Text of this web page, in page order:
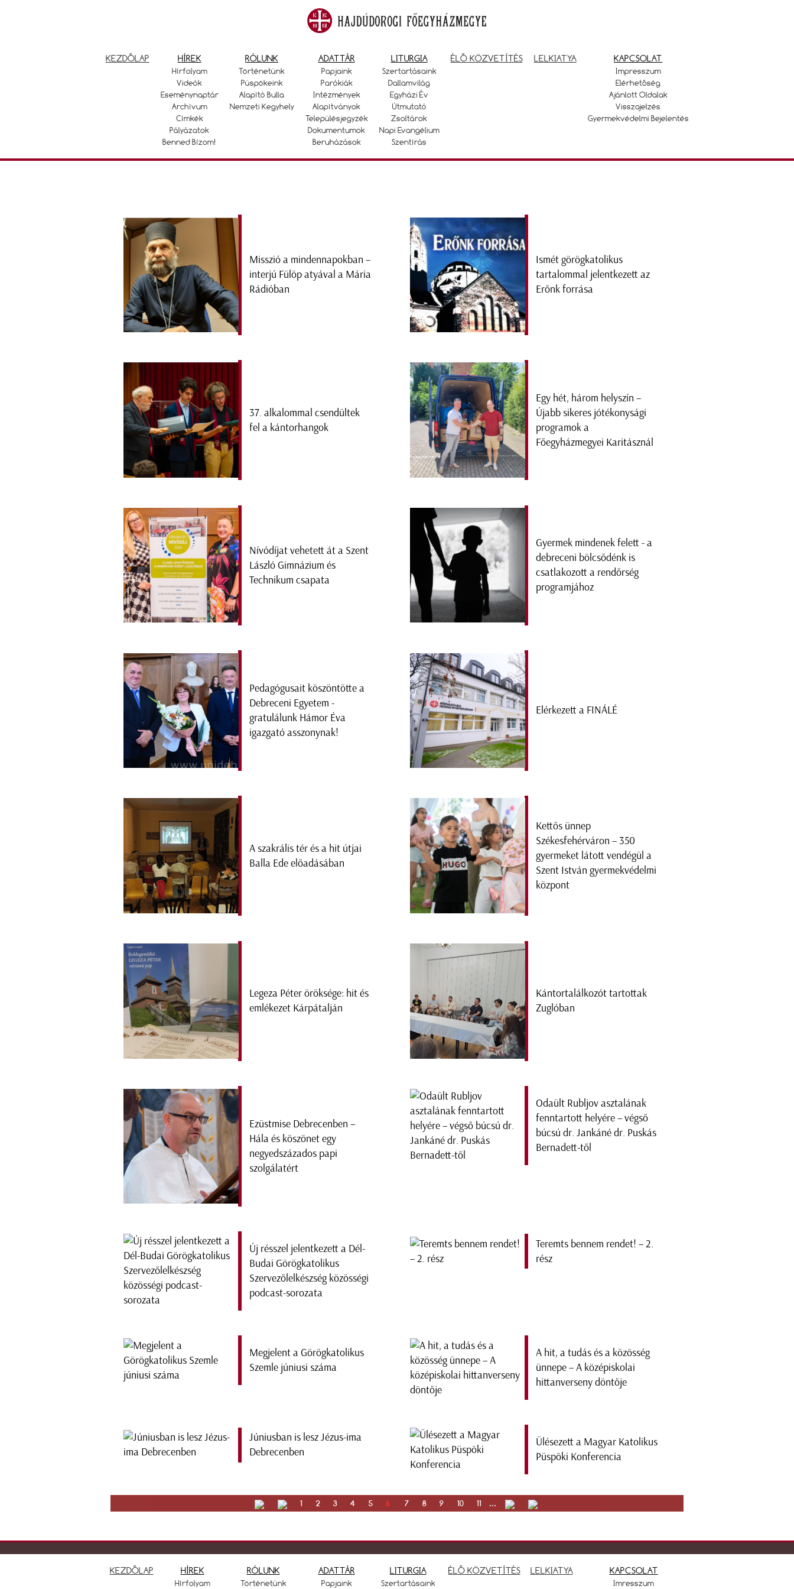
KEZDŐLAP HÍREK
Hírfolyam
Videók
Eseménynaptár
Archívum
Címkék
Pályázatok
Benned Bízom!
RÓLUNK
Történetünk
Püspökeink
Alapító Bulla
Nemzeti Kegyhely
ADATTÁR
Papjaink
Parókiák
Intézmények
Alapítványok
Településjegyzék
Dokumentumok
Beruházások
LITURGIA
Szertartásaink
Dallamvilág
Egyházi Év
Útmutató
Zsoltárok
Napi Evangélium
Szentírás
ÉLŐ KÖZVETÍTÉS LELKIATYA KAPCSOLAT
Impresszum
Elérhetőség
Ajánlott Oldalak
Visszajelzés
Gyermekvédelmi Bejelentés
Misszió a mindennapokban –
interjú Fülöp atyával a Mária
Rádióban
Ismét görögkatolikus
tartalommal jelentkezett az
Erőnk forrása
37. alkalommal csendültek
fel a kántorhangok
Egy hét, három helyszín –
Újabb sikeres jótékonysági
programok a
Főegyházmegyei Karitásznál
Nívódíjat vehetett át a Szent
László Gimnázium és
Technikum csapata
Gyermek mindenek felett - a
debreceni bölcsődénk is
csatlakozott a rendőrség
programjához
Pedagógusait köszöntötte a
Debreceni Egyetem -
gratulálunk Hámor Éva
igazgató asszonynak!
Elérkezett a FINÁLÉ
A szakrális tér és a hit útjai
Balla Ede előadásában
Kettős ünnep
Székesfehérváron – 350
gyermeket látott vendégül a
Szent István gyermekvédelmi
központ
Legeza Péter öröksége: hit és
emlékezet Kárpátalján
Kántortalálkozót tartottak
Zuglóban
Ezüstmise Debrecenben –
Hála és köszönet egy
negyedszázados papi
szolgálatért
Odaült Rubljov asztalának
fenntartott helyére – végső
búcsú dr. Jankáné dr. Puskás
Bernadett-től
Új résszel jelentkezett a Dél-
Budai Görögkatolikus
Szervezőlelkészség közösségi
podcast-sorozata
Teremts bennem rendet! – 2.
rész
Megjelent a Görögkatolikus
Szemle júniusi száma
A hit, a tudás és a közösség
ünnepe – A középiskolai
hittanverseny döntője
Júniusban is lesz Jézus-ima
Debrecenben
Ülésezett a Magyar Katolikus
Püspöki Konferencia
1 2 3 4 5 6 7 8 9 10 11 ...
KEZDŐLAP HÍREK
Hírfolyam
RÓLUNK
Történetünk
ADATTÁR
Papjaink
LITURGIA
Szertartásaink
ÉLŐ KÖZVETÍTÉS LELKIATYA KAPCSOLAT
Imresszum